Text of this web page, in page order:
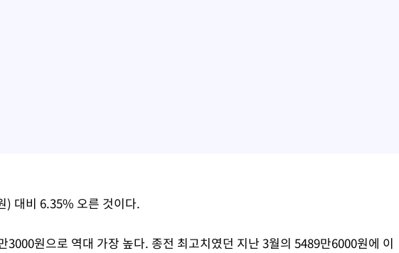
) 대비 6.35% 오른 것이다.
3000원으로 역대 가장 높다. 종전 최고치였던 지난 3월의 5489만6000원에 이